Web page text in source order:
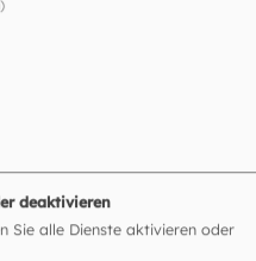
Tiziana Fabi / Getty Images
deaktivieren
Sie alle Dienste aktivieren oder